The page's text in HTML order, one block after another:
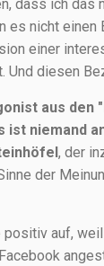
dass ich das
es nicht einen
einer
Und diesen
aus den
ist niemand
, der
der
positiv auf,